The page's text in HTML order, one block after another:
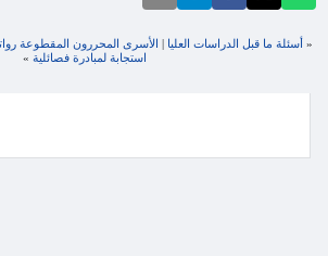
«أسئلة ما قبل الدراسات العليا | الأسرى المحررون المقطوعة
استجابة لمبادرة فصائلية »